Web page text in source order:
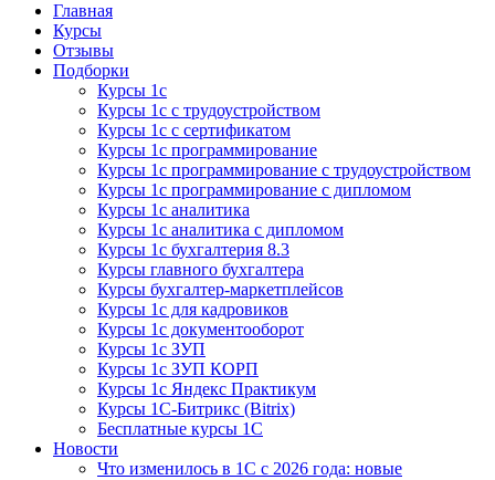
Курсы 1С
Курсы 1С официальная сертификация
Главная
Курсы
Отзывы
Подборки
Курсы 1с
Курсы 1с с трудоустройством
Курсы 1с с сертификатом
Курсы 1с программирование
Курсы 1с программирование с трудоустройством
Курсы 1с программирование с дипломом
Курсы 1с аналитика
Курсы 1с аналитика с дипломом
Курсы 1с бухгалтерия 8.3
Курсы главного бухгалтера
Курсы бухгалтер-маркетплейсов
Курсы 1с для кадровиков
Курсы 1с документооборот
Курсы 1с ЗУП
Курсы 1с ЗУП КОРП
Курсы 1с Яндекс Практикум
Курсы 1С-Битрикс (Bitrix)
Бесплатные курсы 1С
Новости
Что изменилось в 1С с 2026 года: новые